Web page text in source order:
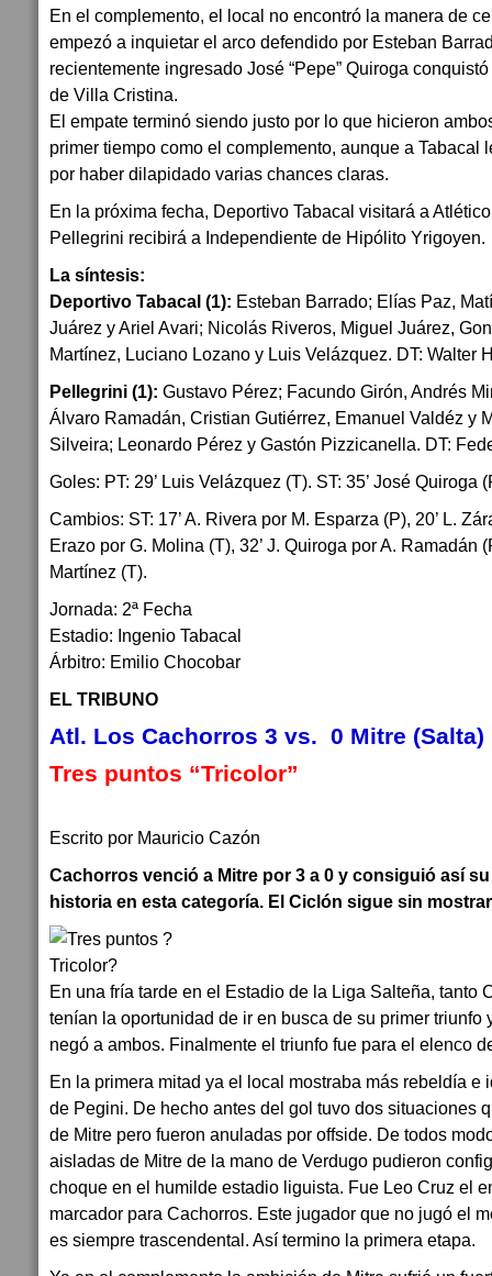
En el complemento, el local no encontró la manera de
empezó a inquietar el arco defendido por Esteban
recientemente ingresado José “Pepe” Quiroga
de Villa Cristina.
El empate terminó siendo justo por lo que hicieron
primer tiempo como el complemento, aunque a Tabacal
por haber dilapidado varias chances claras.
En la próxima fecha, Deportivo Tabacal visitará a
Pellegrini recibirá a Independiente de Hipólito Yrigoyen.
La síntesis:
Deportivo Tabacal (1): Esteban Barrado; Elías Paz,
Juárez y Ariel Avari; Nicolás Riveros, Miguel Juárez,
Martínez, Luciano Lozano y Luis Velázquez. DT: Walter
Pellegrini (1): Gustavo Pérez; Facundo Girón, Andrés
Álvaro Ramadán, Cristian Gutiérrez, Emanuel Valdéz y
Silveira; Leonardo Pérez y Gastón Pizzicanella. DT:
Goles: PT: 29’ Luis Velázquez (T). ST: 35’ José Quiroga
Cambios: ST: 17’ A. Rivera por M. Esparza (P), 20’ L.
Erazo por G. Molina (T), 32’ J. Quiroga por A. Ramadán
Martínez (T).
Jornada: 2ª Fecha
Estadio: Ingenio Tabacal
Árbitro: Emilio Chocobar
EL TRIBUNO
Atl. Los Cachorros 3 vs. 0 Mitre (Salta)
Tres puntos “Tricolor”
Escrito por Mauricio Cazón
Cachorros venció a Mitre por 3 a 0 y consiguió así
historia en esta categoría. El Ciclón sigue sin
En una fría tarde en el Estadio de la Liga Salteña, tanto
tenían la oportunidad de ir en busca de su primer triunfo
negó a ambos. Finalmente el triunfo fue para el elenco
En la primera mitad ya el local mostraba más rebeldía e
de Pegini. De hecho antes del gol tuvo dos situaciones
de Mitre pero fueron anuladas por offside. De todos
aisladas de Mitre de la mano de Verdugo pudieron
choque en el humilde estadio liguista. Fue Leo Cruz el
marcador para Cachorros. Este jugador que no jugó el
es siempre trascendental. Así termino la primera etapa.